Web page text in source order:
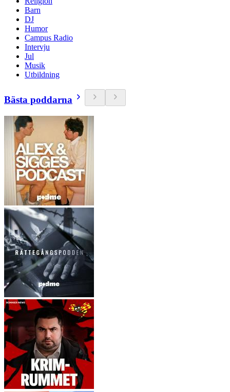
Barn
DJ
Humor
Campus Radio
Intervju
Jul
Musik
Utbildning
Bästa poddarna